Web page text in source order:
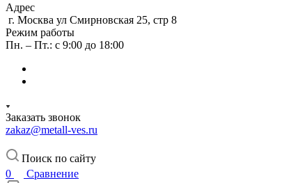
Адрес
г. Москва ул Смирновская 25, стр 8
Режим работы
Пн. – Пт.: с 9:00 до 18:00
Заказать звонок
zakaz@metall-ves.ru
Поиск по сайту
0
Сравнение